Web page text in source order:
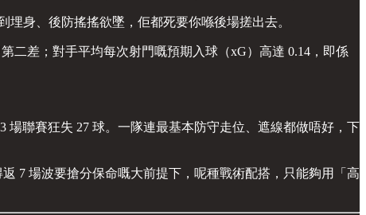
身、後防搖搖欲墜，佢都死要你喺後場搓出去。
二差；對手平均每次射門嘅預期入球（xG）高達 0.14，即係
聯賽狂失 27 球。一隊連最基本防守走位、遮線都做唔好，下
7 場波要搶分保命嘅大前提下，呢種戰術配搭，只能夠用「高